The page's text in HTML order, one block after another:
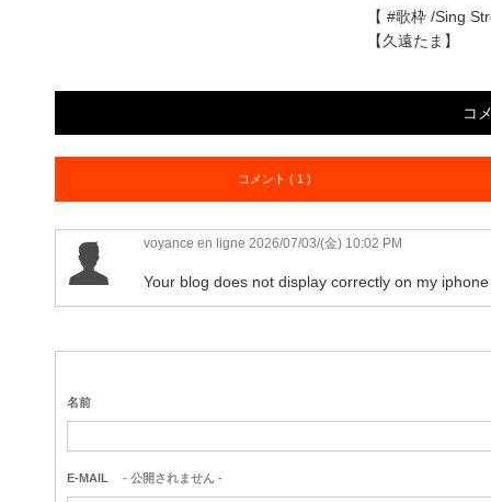
【 #歌枠 /Sing
【久遠たま】
コ
コメント ( 1 )
voyance en ligne 2026/07/03/(金) 10:02 PM
Your blog does not display correctly on my
名前
E-MAIL - 公開されません -